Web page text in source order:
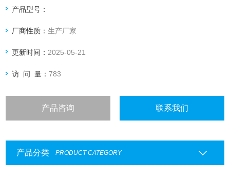
产品型号：
厂商性质：生产厂家
更新时间： 2025-05-21
访 问 量：783
产品咨询 联系我们
产品分类 PRODUCT CATEGORY